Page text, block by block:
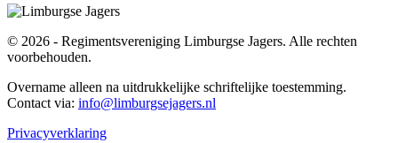
© 2026 - Regimentsvereniging Limburgse Jagers. Alle rechten
voorbehouden.
Overname alleen na uitdrukkelijke schriftelijke toestemming.
Contact via: info@limburgsejagers.nl
Privacyverklaring